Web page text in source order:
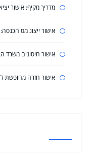
מדריך מקיף: אישור
אישור ייצוג מס הכנסה:
אישור חיסונים משרד
אישור חזרה מחופשת